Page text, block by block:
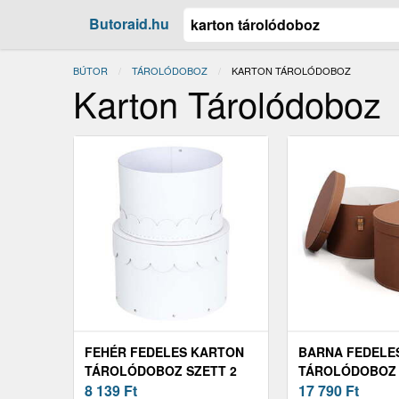
Butoraid.hu
BÚTOR TÁROLÓDOBOZ JELENLEGI:
KARTON TÁROLÓDOBOZ
Karton Tárolódoboz
FEHÉR FEDELES KARTON
TÁROLÓDOBOZ SZETT 2
DB-OS Ø 26X17, 5 CM
8 139 Ft
BARNA
DB-OS Ø 37,
17 790 Ft